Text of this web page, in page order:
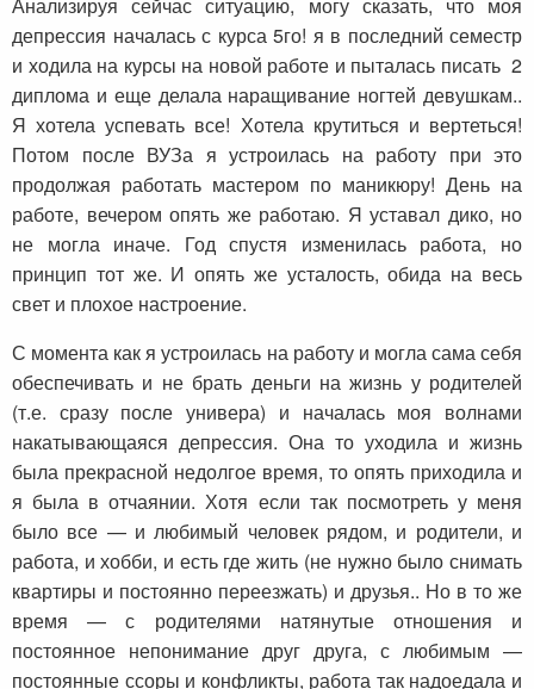
депрессия началась с курса 5го! я в последний семестр
и ходила на курсы на новой работе и пыталась писать 2
диплома и еще делала наращивание ногтей девушкам..
Я хотела успевать все! Хотела крутиться и вертеться!
Потом после ВУЗа я устроилась на работу при это
продолжая работать мастером по маникюру! День на
работе, вечером опять же работаю. Я уставал дико, но
не могла иначе. Год спустя изменилась работа, но
принцип тот же. И опять же усталость, обида на весь
свет и плохое настроение.
С момента как я устроилась на работу и могла сама себя
обеспечивать и не брать деньги на жизнь у родителей
(т.е. сразу после универа) и началась моя волнами
накатывающаяся депрессия. Она то уходила и жизнь
была прекрасной недолгое время, то опять приходила и
я была в отчаянии. Хотя если так посмотреть у меня
было все — и любимый человек рядом, и родители, и
работа, и хобби, и есть где жить (не нужно было снимать
квартиры и постоянно переезжать) и друзья.. Но в то же
время — с родителями натянутые отношения и
постоянное непонимание друг друга, с любимым —
постоянные ссоры и конфликты, работа так надоедала и